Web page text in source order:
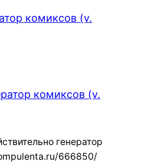
комиксов (v.
комиксов (v.
генератор
666850/